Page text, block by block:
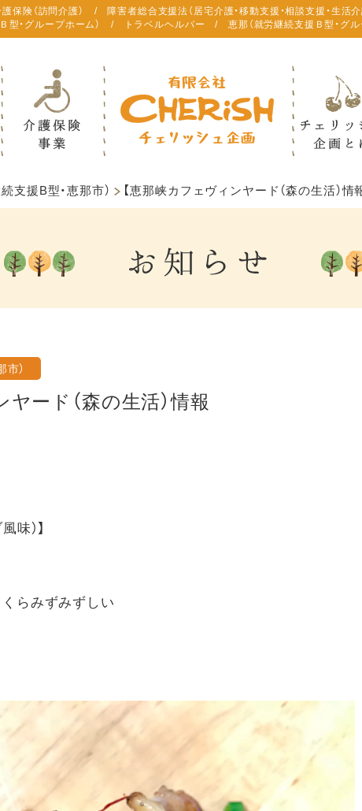
（訪問介護） / 障害者総合支援法（居宅介護・移動支援・相談支援・生活介
型・グループホーム） / トラベルヘルパー / 恵那（就労継続支援Ｂ型・グル
支援B型・恵那市） 【恵那峡カフェヴィンヤード（森の生活）情
）
ード（森の生活）情報
味）】
らみずみずしい